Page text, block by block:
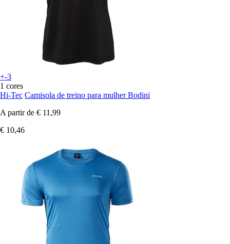
+-3
1 cores
Hi-Tec Camisola de treino para mulher Bodini
A partir de € 11,99
€ 10,46